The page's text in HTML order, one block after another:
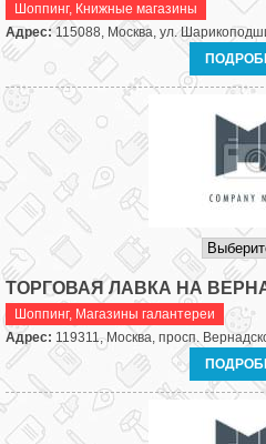
Шоппинг, Книжные магазины
Адрес:115088, Москва, ул.
ТОРГОВАЯ ЛАВКА НА
Шоппинг, Магазины галантереи
Адрес: 119311, Москва, просп.